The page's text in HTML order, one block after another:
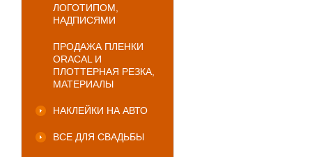
ЛОГОТИПОМ,
НАДПИСЯМИ
ПРОДАЖА ПЛЕНКИ
ORACAL И
ПЛОТТЕРНАЯ РЕЗКА,
МАТЕРИАЛЫ
НАКЛЕЙКИ НА АВТО
ВСЕ ДЛЯ СВАДЬБЫ